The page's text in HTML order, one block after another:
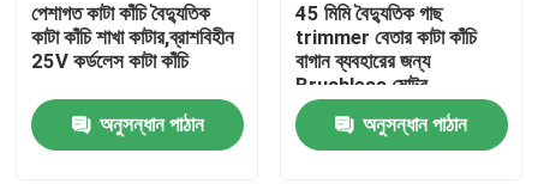
বাড়ি
পেশাগত কাটা কাঁচি বৈদ্যুতিক
কাটা কাঁচি শাখা কাটার,ব্রাশবিহীন
25V কর্ডলেস কাটা কাঁচি
অনুসন্ধান পাঠান
45 মিমি বৈদ্যুতিক গাছ
trimmer বেতার কাটা কাঁচি
বাগান ব্যবহারের জন্য
Brushless মোটর
অনুসন্ধান পাঠান